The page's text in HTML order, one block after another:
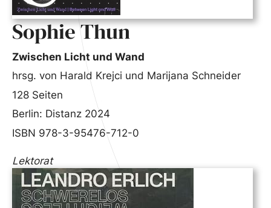
Sophie Thun
Zwischen Licht und Wand
hrsg. von Harald Krejci und Marijana Schneider
128 Seiten
Berlin: Distanz 2024
ISBN 978-3-95476-712-0
Lektorat